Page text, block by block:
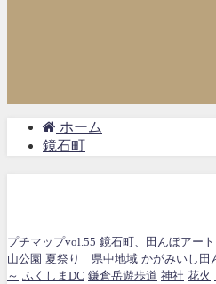
ホーム
鏡石町
プチマップvol.55 鏡石町、田んぼアー
山公園 夏祭り 県中地域 かがみいし田
～ ふくしまDC 鎌倉岳遊歩道 神社 花火